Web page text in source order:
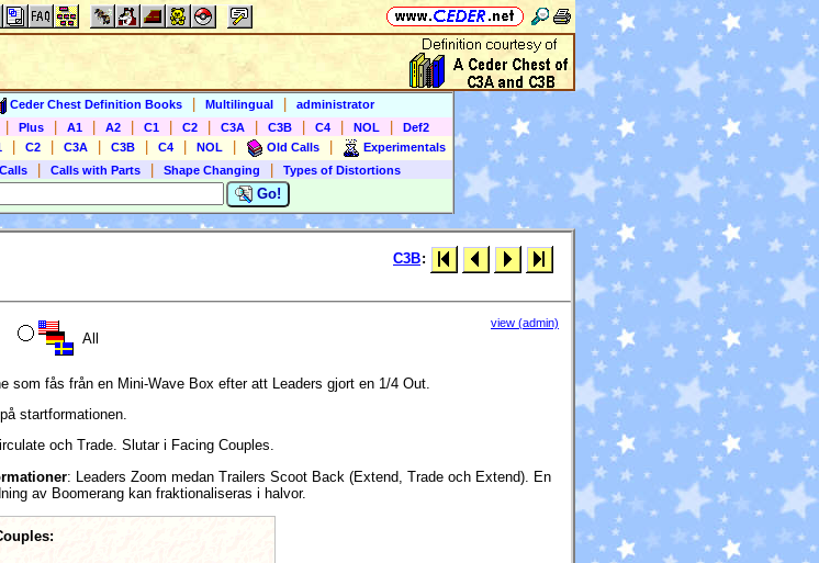
Ceder Chest Definition Books Multilingual
administrator
Plus A1 A2 C1 C2 C3A C3B C4 NOL
Def2
C2 C3A C3B C4 NOL Old Calls
Experimentals
Calls with Parts Shape Changing
Types of Distortions
Go!
C3B:
All
view (admin)
som fås från en Mini-Wave Box efter att Leaders gjort en 1/4 Out.
startformationen.
och Trade. Slutar i Facing Couples.
: Leaders Zoom medan Trailers Scoot Back (Extend, Trade och Extend). En
av Boomerang kan fraktionaliseras i halvor.